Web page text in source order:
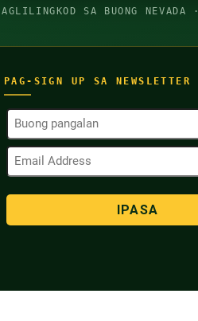
SA BUONG NEVADA ·
PAG-SIGN UP SA NEWSLETTER
Buong
Pangalan
(Kinakailangan)
Email
Address